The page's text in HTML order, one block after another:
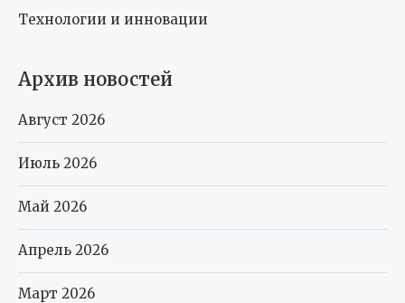
Технологии и инновации
Архив новостей
Август 2026
Июль 2026
Май 2026
Апрель 2026
Март 2026